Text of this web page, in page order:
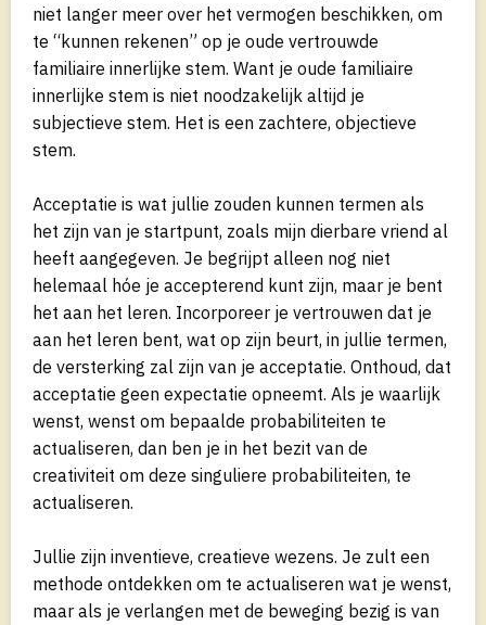
niet langer meer over het vermogen beschikken, om
te “kunnen rekenen” op je oude vertrouwde
familiaire innerlijke stem. Want je oude familiaire
innerlijke stem is niet noodzakelijk altijd je
subjectieve stem. Het is een zachtere, objectieve
stem.
Acceptatie is wat jullie zouden kunnen termen als
het zijn van je startpunt, zoals mijn dierbare vriend al
heeft aangegeven. Je begrijpt alleen nog niet
helemaal hóe je accepterend kunt zijn, maar je bent
het aan het leren. Incorporeer je vertrouwen dat je
aan het leren bent, wat op zijn beurt, in jullie termen,
de versterking zal zijn van je acceptatie. Onthoud, dat
acceptatie geen expectatie opneemt. Als je waarlijk
wenst, wenst om bepaalde probabiliteiten te
actualiseren, dan ben je in het bezit van de
creativiteit om deze singuliere probabiliteiten, te
actualiseren.
Jullie zijn inventieve, creatieve wezens. Je zult een
methode ontdekken om te actualiseren wat je wenst,
maar als je verlangen met de beweging bezig is van